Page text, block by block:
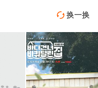
 换一换